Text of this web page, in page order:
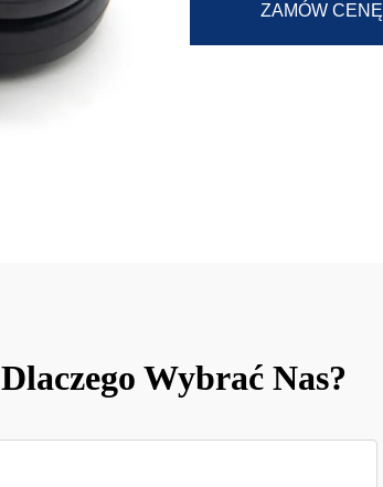
ZAMÓW CENĘ
Dlaczego Wybrać Nas?